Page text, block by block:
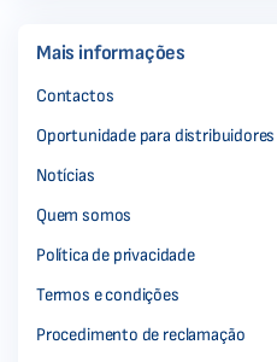
Mais informações
Contactos
Oportunidade para distribuidores
Notícias
Quem somos
Política de privacidade
Termos e condições
Procedimento de reclamação